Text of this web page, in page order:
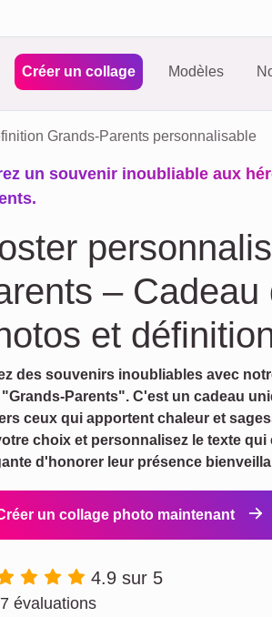
Créer un collage Modèles
Grands-Parents personnalisable
un souvenir inoubliable aux
–
et
des souvenirs inoubliables avec
Parents". C'est un cadeau
ceux qui apportent chaleur et
choix et personnalisez le texte
d'honorer leur présence
un collage photo maintenant
4.9 sur 5
évaluations